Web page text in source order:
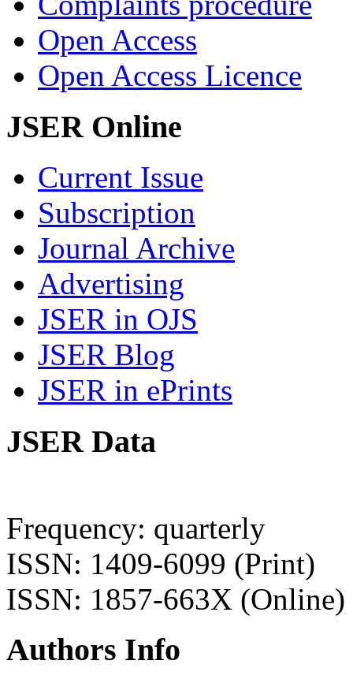
Open Access
Open Access Licence
JSER Online
Current Issue
Subscription
Journal Archive
Advertising
JSER in OJS
JSER Blog
JSER in ePrints
JSER Data
Frequency: quarterly
ISSN: 1409-6099 (Print)
ISSN: 1857-663X (Online)
Authors Info